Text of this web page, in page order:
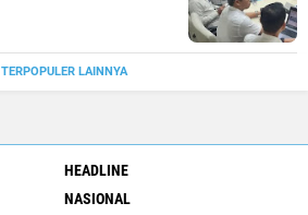
TERPOPULER LAINNYA
HEADLINE
NASIONAL